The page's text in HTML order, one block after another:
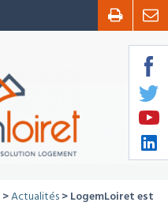
>Actualités > LogemLoiret est